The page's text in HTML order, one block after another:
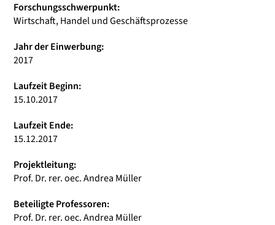
Forschungsschwerpunkt:
Wirtschaft, Handel und Geschäftsprozesse
Jahr der Einwerbung:
2017
Laufzeit Beginn:
15.10.2017
Laufzeit Ende:
15.12.2017
Projektleitung:
Prof. Dr. rer. oec. Andrea Müller
Beteiligte Professoren:
Prof. Dr. rer. oec. Andrea Müller